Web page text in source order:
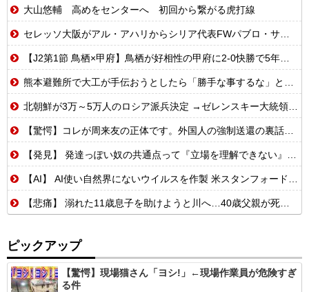
大山悠輔 高めをセンターへ 初回から繋がる虎打線
セレッソ大阪がアル・アハリからシリア代表FWパブロ・サバックを獲得へ 2025年のKリーグ得点王
【J2第1節 鳥栖×甲府】鳥栖が好相性の甲府に2-0快勝で5年ぶり開幕白星！田中雄大は古巣に恩返しPK弾
熊本避難所で大工が手伝おうとしたら「勝手な事するな」と行政側に止められた！との証言、内容があまりに胡散臭すぎた結果……
北朝鮮が3万～5万人のロシア派兵決定 →ゼレンスキー大統領「韓国が我々に協力すべき」
【驚愕】コレが周来友の正体です。外国人の強制送還の裏話を聞いて鳥肌が立ちました…
【発見】 発達っぽい奴の共通点って『立場を理解できない』だよな
【AI】 AI使い自然界にないウイルスを作製 米スタンフォード大学が成果発表
【悲痛】 溺れた11歳息子を助けようと川へ…40歳父親が死亡 息子は母親が救助 愛知
ピックアップ
【驚愕】現場猫さん「ヨシ!」←現場作業員が危険すぎ
る件